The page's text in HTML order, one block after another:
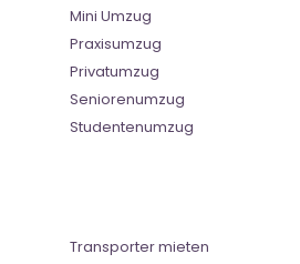
Mini Umzug
Praxisumzug
Privatumzug
Seniorenumzug
Studentenumzug
Transporter mieten